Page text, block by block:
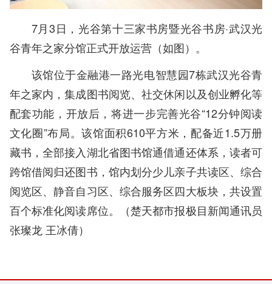
7月3日，光谷第十三家书房暨光谷书房·武汉光
谷青年之家分馆正式开放运营（如图）。
该馆位于金融港一路光电智慧园7栋武汉光谷青
年之家内，集成图书阅览、社交休闲以及创业孵化等
配套功能，开放后，将进一步完善光谷“12分钟阅读
文化圈”布局。该馆面积610平方米，配备近1.5万册
藏书，全部接入湖北省图书馆通借通还体系，读者可
跨馆借阅归还图书，馆内划分少儿亲子共读区、综合
阅览区、静音自习区、综合服务区四大板块，共设置
百个标准化阅读席位。（楚天都市报极目新闻通讯员
张璨龙 王冰倩）